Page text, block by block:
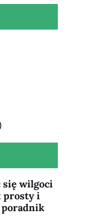
się wilgoci
prosty i